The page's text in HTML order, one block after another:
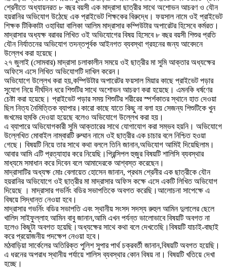
শ্রেনীতে অধ্যায়নরত ৮ বছর বয়সী এক মাদ্রাসা ছাত্রীর সাথে অশোভন আচরণ ও যৌন
হয়রানির অভিযোগ উঠেছে এক প্রাইভেট শিক্ষকের বিরুদ্ধে। ফয়সাল নামে ওই প্রাইভেট
শিক্ষক টিকিকাটা ওহাবিয়া বালিকা আলিম মাদ্রাসার কম্পিউটার অপারেটর হিসেবে কর্মরত।
মাদ্রাসার অধ্যক্ষ বরাবর লিখিত ওই অভিযোগের বিষয় হিসেবে ৮ বছর বয়সী শিশুর প্রতি
যৌন নির্যাতনের অভিযোগ তদন্তপূর্বক আইনগত ব্যবস্থা গ্রহনের জন্য আবেদনে
উল্লেখ করা হয়েছে।
২৭ জুলাই (সোমবার) মাদ্রাসা চলাকালীন সময়ে ওই ছাত্রীর মা সুমি আক্তার অধ্যক্ষের
অফিসে এসে লিখিত অভিযোগটি দাখিল করেন।
অভিযোগে উল্লেখ করা হয়,কম্পিউটার অপারেটর ফয়সাল মিয়ার কাছে প্রাইভেট পড়ার
সুযোগ নিয়ে দীর্ঘদিন ধরে শিশুটির সাথে অশোভন আচরণ করা হয়েছে। এমনকি ধর্ষণের
চেষ্টা করা হয়েছে। প্রাইভেট পড়ার সময় শিশুটির শরীরের স্পর্শকাতর স্থানে হাত দেওয়া
ছিল নিত্য নৈমিত্তিক ব্যাপার।কারো কাছে যাতে কিছু না বলা হয় সেজন্য শিশুটিকে খুন
জখমের হুমকি দেওয়া হয়েছে বলেও অভিযোগে উল্লেখ করা হয়।
এ ব্যাপারে অভিযোগকারী সুমি আক্তারের সাথে যোগাযোগ করা সম্ভব হয়নি। অভিযোগে
উল্লেখিত মোবাইল নাম্বারটি রুম্মান নামে ওই ছাত্রীর এক চাচার বলে নিশ্চিত হওয়া
গেছে। বিষয়টি নিয়ে তার সাথে কথা বললে তিনি জানান,অভিযোগ আমিই দিয়েছিলাম।
আবার আমি এটি প্রত্যাহার করে নিয়েছি।প্রিন্সিপল হুজুর বিষয়টি শালিসি ব্যবস্থার
মাধ্যমে সমাধান করে দিবেন বলে আমাদেরকে আশ্বস্ত করেছেন।
মাদ্রাসাটির অধ্যক্ষ মোঃ বেলায়েত হোসেন জানান, প্রথম শ্রেনীর এক ছাত্রীকে যৌন
হয়রানির অভিযোগে ওই ছাত্রীর মা মাদ্রাসার অফিস কক্ষে এসে একটি লিখিত অভিযোগ
দিয়েছে । মাদ্রাসার গভর্নিং বডির সভাপতিকে অবগত করেছি।আলোচনা সাপেক্ষে এ
বিষয়ে সিদ্ধান্ত নেওয়া হবে।
মাদ্রাসার গভর্নিং বডির সভাপতি এবং স্থানীয় সংসদ সদস্য রুহুল আমিন দুলালের ছেলে
খালিদ সাইফুল্লাহ আমিন বাবু জানান,আমি এখন পর্যন্ত ভালোভাবে বিষয়টি অবগত না
হলেও কিছুটা অবগত হয়েছি।অধ্যক্ষের সাথে কথা বলে দেখতেছি।বিষয়টি যাচাই-বাছাই
করে প্রয়োজনীয় পদক্ষেপ নেওয়া হবে।
মঠবাড়িয়া সার্কেলের অতিরিক্ত পুলিশ সুপার পার্থ চক্রবর্তী জানান,বিষয়টি অবগত হয়েছি।
এ ধরনের অপরাধ স্থানীয় পর্যায়ে শালিস ব্যবস্থার কোন বিষয় না। বিষয়টি খতিয়ে দেখা
হচ্ছে।